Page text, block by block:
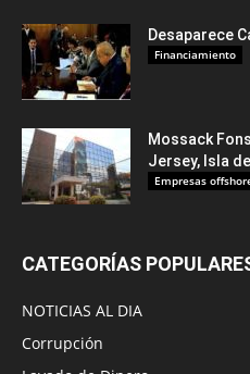
Desaparece
Financiamiento
Mossack
Jersey, Isla
Empresas
CATEGORÍAS
NOTICIAS AL DIA
Corrupción